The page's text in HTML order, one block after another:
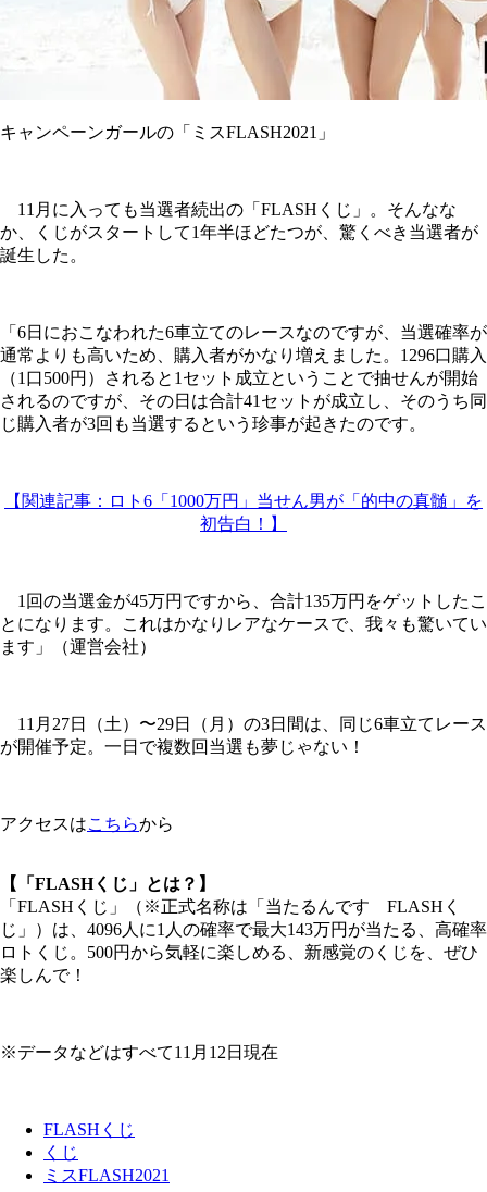
キャンペーンガールの「ミスFLASH2021」
11月に入っても当選者続出の「FLASHくじ」。そんなな
か、くじがスタートして1年半ほどたつが、驚くべき当選者が
誕生した。
「6日におこなわれた6車立てのレースなのですが、当選確率が
通常よりも高いため、購入者がかなり増えました。1296口購入
（1口500円）されると1セット成立ということで抽せんが開始
されるのですが、その日は合計41セットが成立し、そのうち同
じ購入者が3回も当選するという珍事が起きたのです。
【関連記事：ロト6「1000万円」当せん男が「的中の真髄」を
初告白！】
1回の当選金が45万円ですから、合計135万円をゲットしたこ
とになります。これはかなりレアなケースで、我々も驚いてい
ます」（運営会社）
11月27日（土）〜29日（月）の3日間は、同じ6車立てレース
が開催予定。一日で複数回当選も夢じゃない！
アクセスはこちらから
【「FLASHくじ」とは？】
「FLASHくじ」（※正式名称は「当たるんです FLASHく
じ」）は、4096人に1人の確率で最大143万円が当たる、高確率
ロトくじ。500円から気軽に楽しめる、新感覚のくじを、ぜひ
楽しんで！
※データなどはすべて11月12日現在
FLASHくじ
くじ
ミスFLASH2021